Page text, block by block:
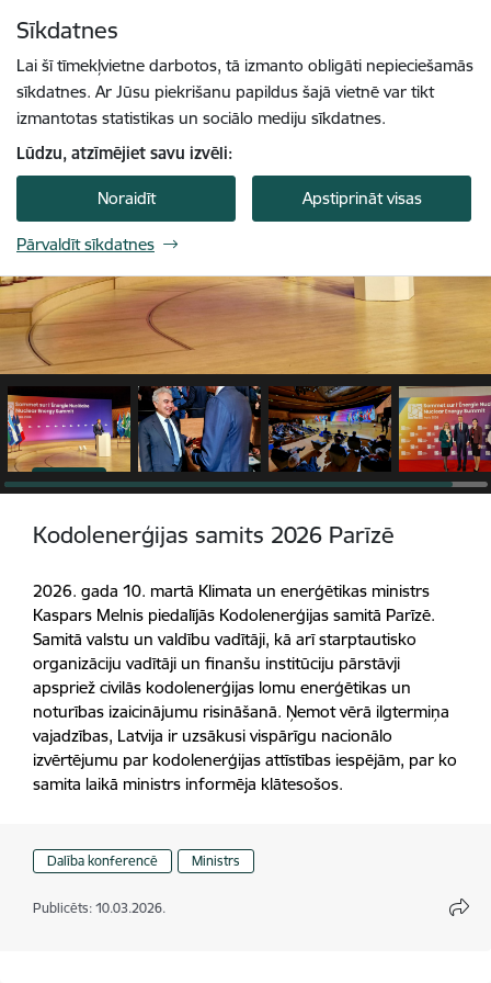
Sīkdatnes
Lai šī tīmekļvietne darbotos, tā izmanto obligāti nepieciešamās
sīkdatnes. Ar Jūsu piekrišanu papildus šajā vietnē var tikt
izmantotas statistikas un sociālo mediju sīkdatnes.
Lūdzu, atzīmējiet savu izvēli:
Noraidīt Apstiprināt visas
Pārvaldīt sīkdatnes
1 / 4
Kodolenerģijas samits 2026 Parīzē
2026. gada 10. martā Klimata un enerģētikas ministrs
Kaspars Melnis piedalījās Kodolenerģijas samitā Parīzē.
Samitā valstu un valdību vadītāji, kā arī starptautisko
organizāciju vadītāji un finanšu institūciju pārstāvji
apspriež civilās kodolenerģijas lomu enerģētikas un
noturības izaicinājumu risināšanā. Ņemot vērā ilgtermiņa
vajadzības, Latvija ir uzsākusi vispārīgu nacionālo
izvērtējumu par kodolenerģijas attīstības iespējām, par ko
samita laikā ministrs informēja klātesošos.
Dalība konferencē Ministrs
Publicēts: 10.03.2026.